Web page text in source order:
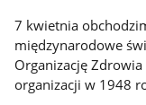
7 kwietnia
międzynarodowe
Organizację
organizacji w 1948